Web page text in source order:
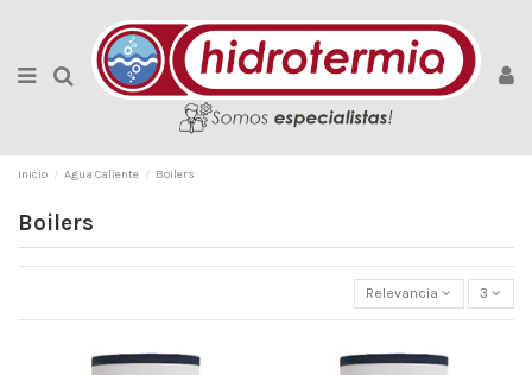
Inicio Agua Caliente Boilers
Boilers
Relevancia 3